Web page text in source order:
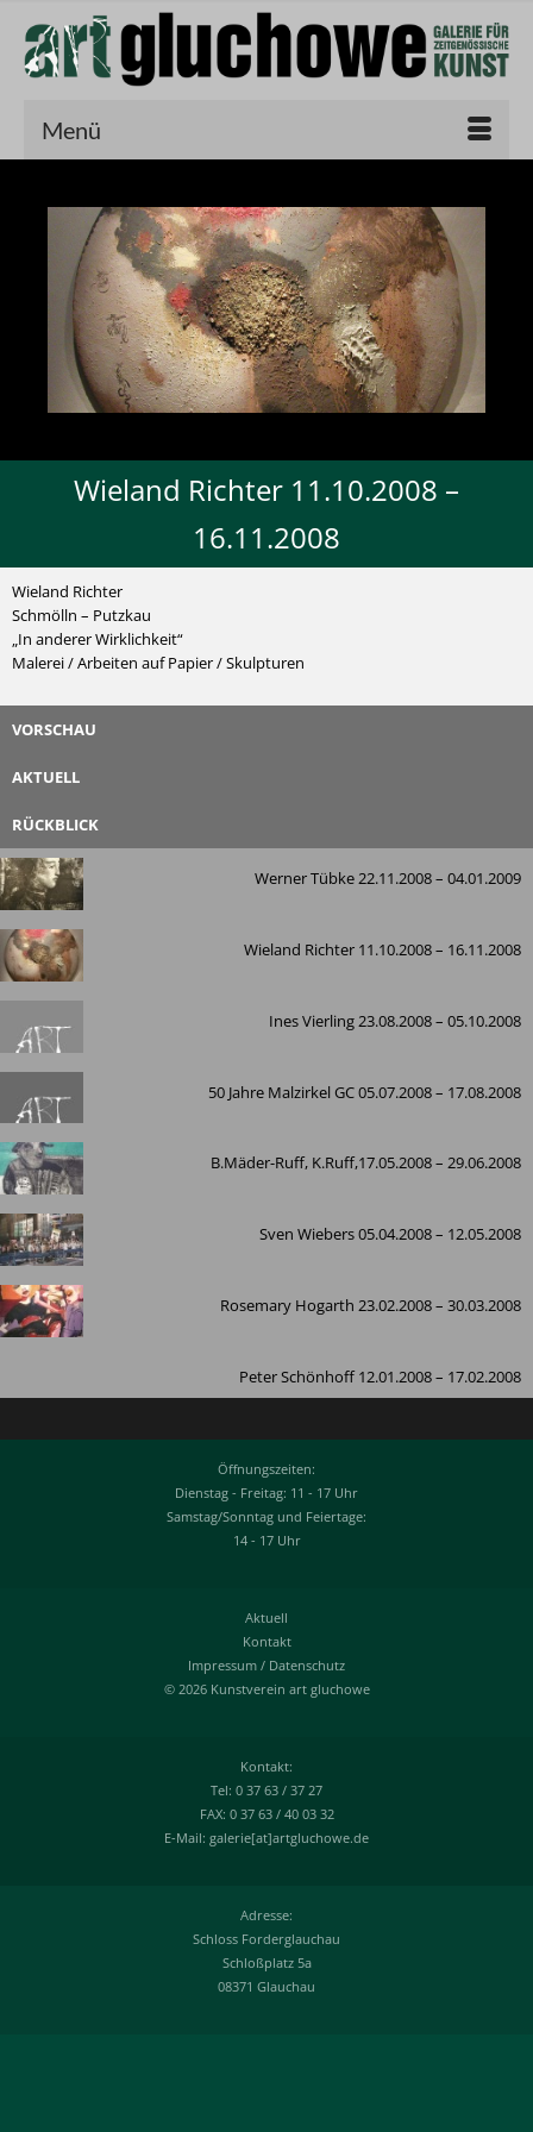
Menü
Wieland Richter 11.10.2008 –
16.11.2008
Wieland Richter
Schmölln – Putzkau
„In anderer Wirklichkeit“
Malerei / Arbeiten auf Papier / Skulpturen
VORSCHAU
AKTUELL
RÜCKBLICK
Werner Tübke 22.11.2008 – 04.01.2009
Wieland Richter 11.10.2008 – 16.11.2008
Ines Vierling 23.08.2008 – 05.10.2008
50 Jahre Malzirkel GC 05.07.2008 – 17.08.2008
B.Mäder-Ruff, K.Ruff,17.05.2008 – 29.06.2008
Sven Wiebers 05.04.2008 – 12.05.2008
Rosemary Hogarth 23.02.2008 – 30.03.2008
Peter Schönhoff 12.01.2008 – 17.02.2008
Öffnungszeiten:
Dienstag - Freitag: 11 - 17 Uhr
Samstag/Sonntag und Feiertage:
14 - 17 Uhr
Aktuell
Kontakt
Impressum / Datenschutz
© 2026 Kunstverein art gluchowe
Kontakt:
Tel: 0 37 63 / 37 27
FAX: 0 37 63 / 40 03 32
E-Mail: galerie[at]artgluchowe.de
Adresse:
Schloss Forderglauchau
Schloßplatz 5a
08371 Glauchau